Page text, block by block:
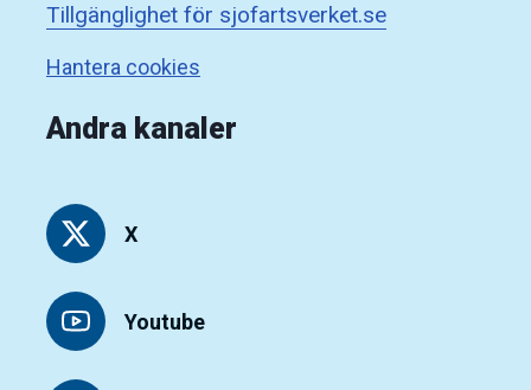
Tillgänglighet för sjofartsverket.se
Hantera cookies
Andra kanaler
X
Youtube